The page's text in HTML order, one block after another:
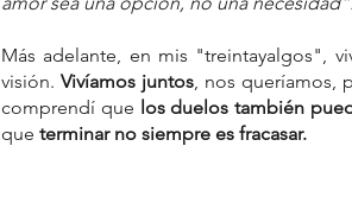
Más adelante, en mis "treintayalgos",
visión. Vivíamos juntos, nos queríamos,
comprendí que los duelos también
que terminar no siempre es fracasar.